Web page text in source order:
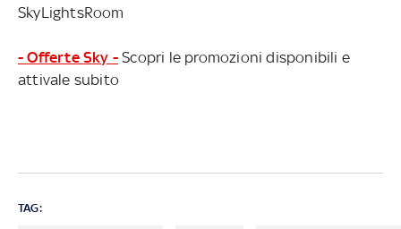
SkyLightsRoom
- Offerte Sky - Scopri le promozioni disponibili e
attivale subito
TAG: